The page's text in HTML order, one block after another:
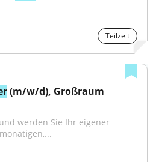
Teilzeit
werden Sie Ihr eigener